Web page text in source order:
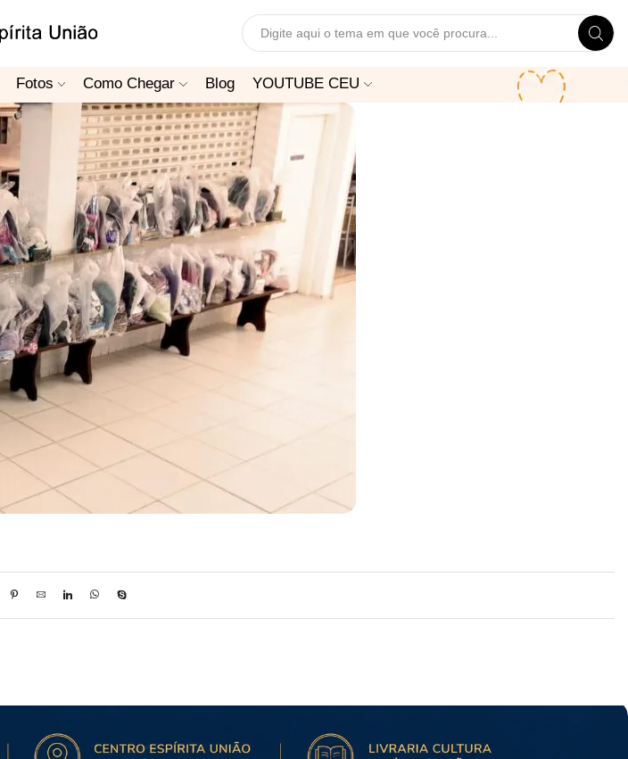
Search
Fotos Como Chegar Blog YOUTUBE CEU